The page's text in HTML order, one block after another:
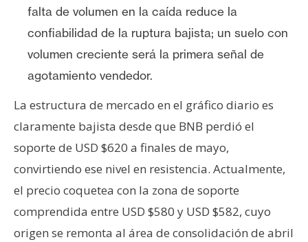
falta de volumen en la caída reduce la
confiabilidad de la ruptura bajista; un suelo con
volumen creciente será la primera señal de
agotamiento vendedor.
La estructura de mercado en el gráfico diario es
claramente bajista desde que BNB perdió el
soporte de USD $620 a finales de mayo,
convirtiendo ese nivel en resistencia. Actualmente,
el precio coquetea con la zona de soporte
comprendida entre USD $580 y USD $582, cuyo
origen se remonta al área de consolidación de abril